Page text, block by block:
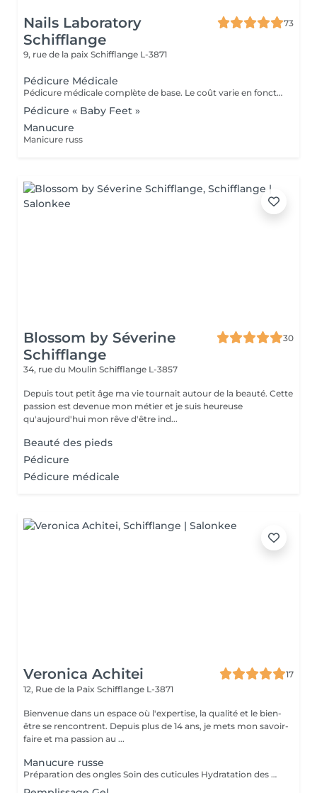
Nails Laboratory
Schifflange
73
9, rue de la paix Schifflange L-3871
Pédicure Médicale
Pédicure médicale complète de base. Le coût varie en fonction du problème.
Pédicure « Baby Feet »
Manucure
Manicure russ
Blossom by Séverine
Schifflange
30
34, rue du Moulin Schifflange L-3857
Depuis tout petit âge ma vie tournait autour de la beauté. Cette
passion est devenue mon métier et je suis heureuse
qu'aujourd'hui mon rêve d'être ind...
Beauté des pieds
Pédicure
Pédicure médicale
Veronica Achitei
17
12, Rue de la Paix Schifflange L-3871
Bienvenue dans un espace où l'expertise, la qualité et le bien-
être se rencontrent. Depuis plus de 14 ans, je mets mon savoir-
faire et ma passion au ...
Manucure russe
Préparation des ongles Soin des cuticules Hydratation des mains